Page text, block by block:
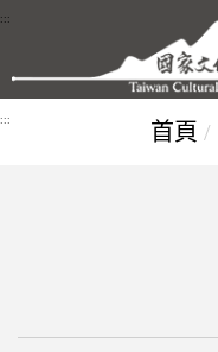
跳到主要內容區塊
:::
::: 首頁